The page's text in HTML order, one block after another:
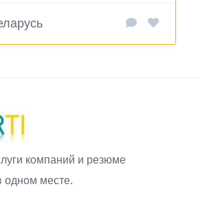
компаний и резюме
одном месте.